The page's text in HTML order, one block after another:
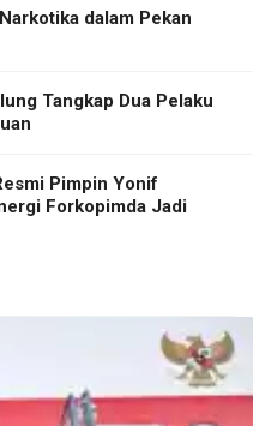
dalam Pekan
Tangkap Dua Pelaku
Pimpin Yonif
Forkopimda Jadi